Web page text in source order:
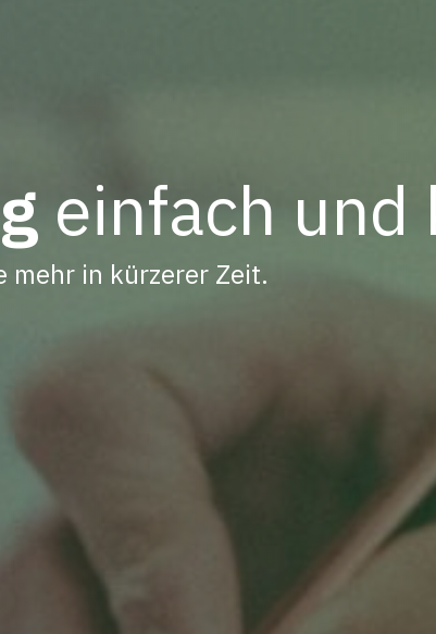
einfach und
mehr in kürzerer Zeit.